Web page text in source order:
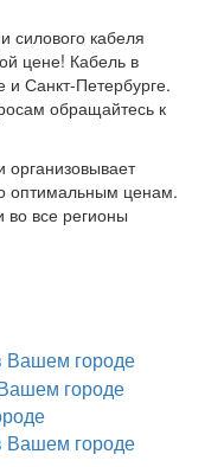
силового кабеля
цене! Кабель в
и Санкт-Петербурге.
обращайтесь к
организовывает
оптимальным ценам.
во все регионы